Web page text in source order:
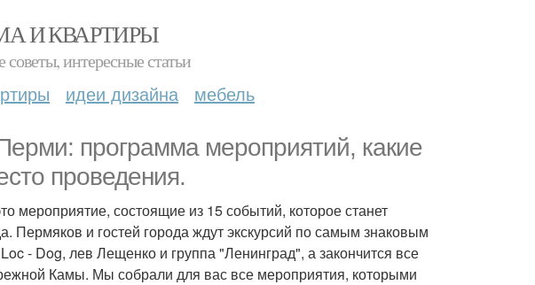
И КВАРТИРЫ
интересные статьи
идеи дизайна мебель
программа мероприятий, какие
проведения.
мероприятие, состоящие из 15 событий, которое станет
Пермяков и гостей города ждут экскурсий по самым знаковым
- Dog, лев Лещенко и группа "Ленинград", а закончится все
Камы. Мы собрали для вас все мероприятия, которыми